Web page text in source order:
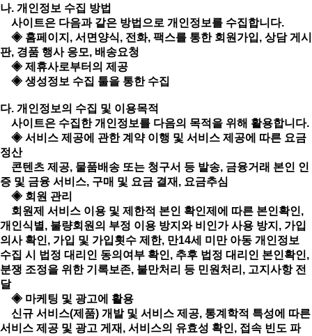
나. 개인정보 수집 방법
사이트은 다음과 같은 방법으로 개인정보를 수집합니다.
◈ 홈페이지, 서면양식, 전화, 팩스를 통한 회원가입, 상담 게시
판, 경품 행사 응모, 배송요청
◈ 제휴사로부터의 제공
◈ 생성정보 수집 툴을 통한 수집
다. 개인정보의 수집 및 이용목적
사이트은 수집한 개인정보를 다음의 목적을 위해 활용합니다.
◈ 서비스 제공에 관한 계약 이행 및 서비스 제공에 따른 요금
정산
콘텐츠 제공, 물품배송 또는 청구서 등 발송, 금융거래 본인 인
증 및 금융 서비스, 구매 및 요금 결재, 요금추심
◈ 회원 관리
회원제 서비스 이용 및 제한적 본인 확인제에 따른 본인확인,
개인식별, 불량회원의 부정 이용 방지와 비인가 사용 방지, 가입
의사 확인, 가입 및 가입횟수 제한, 만14세 미만 아동 개인정보
수집 시 법정 대리인 동의여부 확인, 추후 법정 대리인 본인확인,
분쟁 조정을 위한 기록보존, 불만처리 등 민원처리, 고지사항 전
달
◈ 마케팅 및 광고에 활용
신규 서비스(제품) 개발 및 서비스 제공, 통계학적 특성에 따른
서비스 제공 및 광고 게재, 서비스의 유효성 확인, 접속 빈도 파